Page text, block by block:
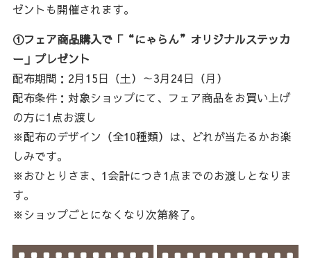
ゼントも開催されます。
①フェア商品購入で「“にゃらん”オリジナルステッカ
ー」プレゼント
配布期間：2月15日（土）～3月24日（月）
配布条件：対象ショップにて、フェア商品をお買い上げ
の方に1点お渡し
※配布のデザイン（全10種類）は、どれが当たるかお楽
しみです。
※おひとりさま、1会計につき1点までのお渡しとなりま
す。
※ショップごとになくなり次第終了。